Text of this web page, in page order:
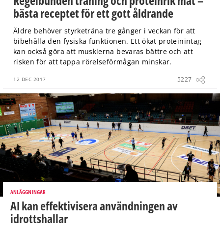
bästa receptet för ett gott åldrande
Äldre behöver styrketräna tre gånger i veckan för att
bibehålla den fysiska funktionen. Ett ökat proteinintag
kan också göra att musklerna bevaras bättre och att
risken för att tappa rörelseförmågan minskar.
12 DEC 2017 5227
ANLÄGGNINGAR
AI kan effektivisera användningen av
idrottshallar